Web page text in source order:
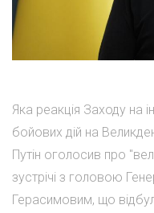
Яка реакція Заходу на
бойових дій на
Путін оголосив про
зустрічі з головою
Герасимовим, що